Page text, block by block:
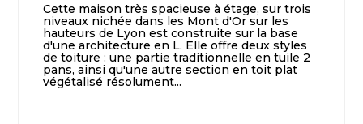
Cette maison très spacieuse à étage, sur trois
niveaux nichée dans les Mont d'Or sur les
hauteurs de Lyon est construite sur la base
d'une architecture en L. Elle offre deux styles
de toiture : une partie traditionnelle en tuile 2
pans, ainsi qu'une autre section en toit plat
végétalisé résolument...